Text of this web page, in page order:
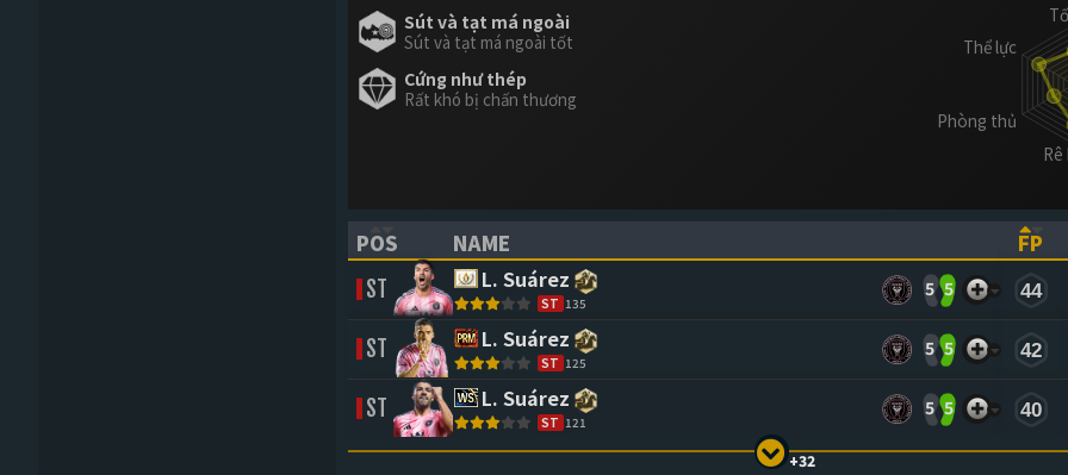
Sút và tạt má ngoài
Sút và tạt má ngoài tốt
Cứng như thép
Rất khó bị chấn thương
POS
(CLICK TO SORT ASCENDING)
NAME
(CLICK TO SORT ASCENDING)
FP
ST L. Suárez
ST 135
5 5 44
ST L. Suárez
ST 125
5 5 42
ST L. Suárez
ST 121
5 5 40
+32